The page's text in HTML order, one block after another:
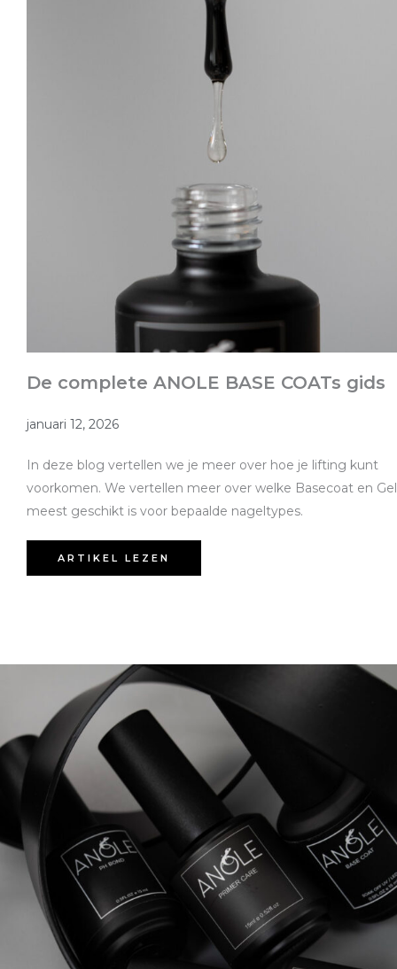
De complete ANOLE BASE COATs gids
januari 12, 2026
In deze blog vertellen we je meer over hoe je lifting kunt
voorkomen. We vertellen meer over welke Basecoat en
meest geschikt is voor bepaalde nageltypes.
ARTIKEL LEZEN